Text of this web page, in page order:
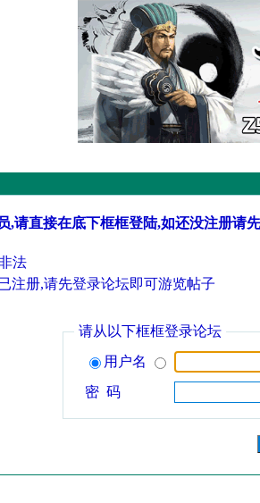
,请直接在底下框框登陆,如还没注册请
法
注册,请先登录论坛即可游览帖子
请从以下框框登录论坛
用户名
密 码